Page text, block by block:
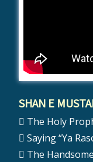
Saying “Ya
The